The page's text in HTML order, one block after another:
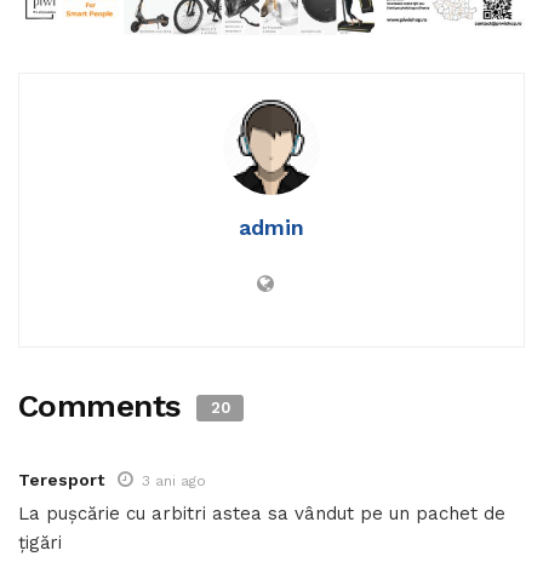
admin
Comments 20
Teresport 3 ani ago
La pușcărie cu arbitri astea sa vândut pe un pachet de
țigări